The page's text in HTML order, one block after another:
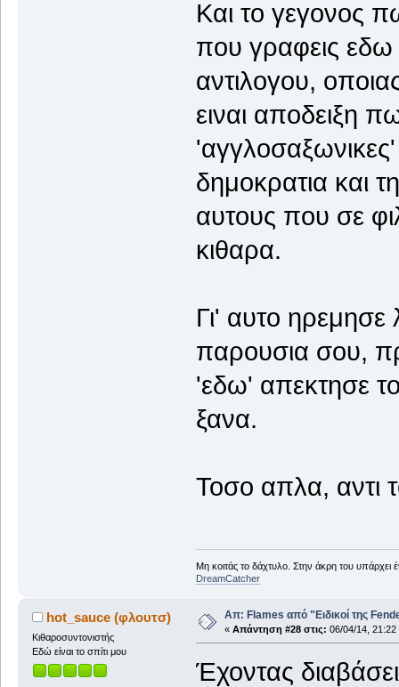
Και το γεγονος
που γραφεις εδω
αντιλογου,
ειναι αποδειξη
'αγγλοσαξωνικες'
δημοκρατια και
αυτους που σε
κιθαρα.
Γι' αυτο ηρεμησε
παρουσια σου,
'εδω' απεκτησε
ξανα.
Τοσο απλα, αντι
Μη κοιτάς το δάχτυλο. Στην άκρη του υπάρχει
DreamCatcher
hot_sauce (φλουτσ)
Κιθαροσυντονιστής
Εδώ είναι το σπίτι μου
Απ: Flames από "Ειδικοί της
« Απάντηση #28 στις: 06/04/14, 21:22
Έχοντας